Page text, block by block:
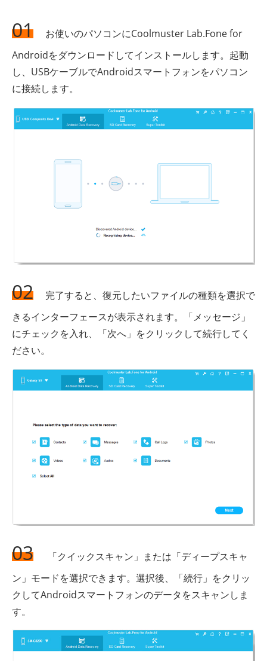
01
お使いのパソコンにCoolmuster Lab.Fone for
Androidをダウンロードしてインストールします。起動
し、USBケーブルでAndroidスマートフォンをパソコン
に接続します。
02
完了すると、復元したいファイルの種類を選択で
きるインターフェースが表示されます。「メッセージ」
にチェックを入れ、「次へ」をクリックして続行してく
ださい。
03
「クイックスキャン」または「ディープスキャ
ン」モードを選択できます。選択後、「続行」をクリッ
クしてAndroidスマートフォンのデータをスキャンしま
す。